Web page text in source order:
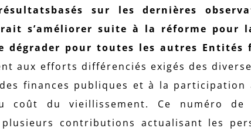
sur les dernières
s’améliorer suite à la réforme pour
dégrader pour toutes les autres Entités
aux efforts différenciés exigés des
finances publiques et à la participation
coût du vieillissement. Ce numéro de
plusieurs contributions actualisant les